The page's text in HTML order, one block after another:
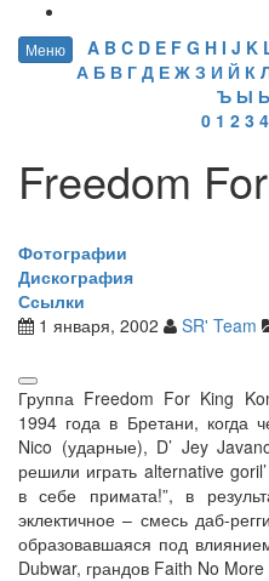
Меню A B C D E F G H I J K
А Б В Г Д Е Ж З И Й К
Ъ Ы Ь
0 1 2 3 4
Freedom
Фотографии
Дискография
Ссылки
1 января, 2002
SR' Team
Группа Freedom For King
1994 года в Бретани, когда
Nico (ударные), D’ Jey
решили играть alternative
в себе примата!”, в
эклектичное – смесь даб-
образовавшаяся под
Dubwar, грандов Faith No